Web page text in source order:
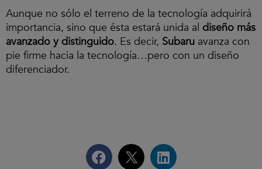
Aunque no sólo el terreno de la tecnología adquirirá
importancia, sino que ésta estará unida al diseño más
avanzado y distinguido. Es decir, Subaru avanza con
pie firme hacia la tecnología…pero con un diseño
diferenciador.